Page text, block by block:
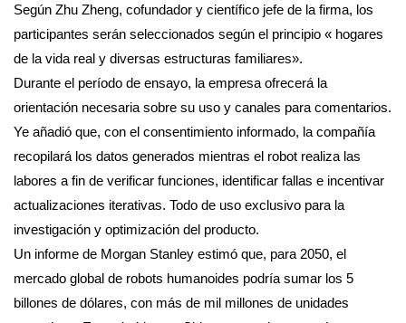
Según Zhu Zheng, cofundador y científico jefe de la firma, los
participantes serán seleccionados según el principio « hogares
de la vida real y diversas estructuras familiares».
Durante el período de ensayo, la empresa ofrecerá la
orientación necesaria sobre su uso y canales para comentarios.
Ye añadió que, con el consentimiento informado, la compañía
recopilará los datos generados mientras el robot realiza las
labores a fin de verificar funciones, identificar fallas e incentivar
actualizaciones iterativas. Todo de uso exclusivo para la
investigación y optimización del producto.
Un informe de Morgan Stanley estimó que, para 2050, el
mercado global de robots humanoides podría sumar los 5
billones de dólares, con más de mil millones de unidades